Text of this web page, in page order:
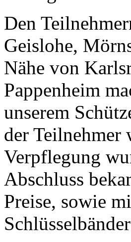
Den
Geislohe,
Nähe von
Pappenheim
unserem
der Teilnehmer
Verpflegung
Abschluss
Preise, sowie